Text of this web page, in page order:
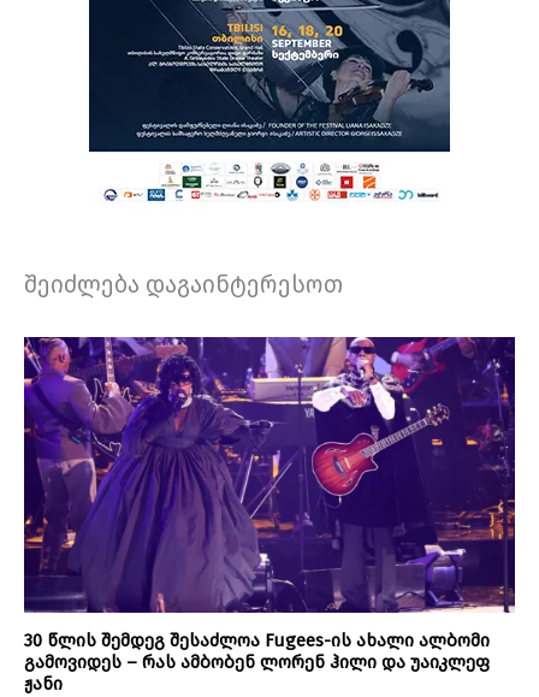
შეიძლება დაგაინტერესოთ
30 წლის შემდეგ შესაძლოა Fugees-ის ახალი ალბომი
გამოვიდეს – რას ამბობენ ლორენ ჰილი და უაიკლეფ
ჟანი